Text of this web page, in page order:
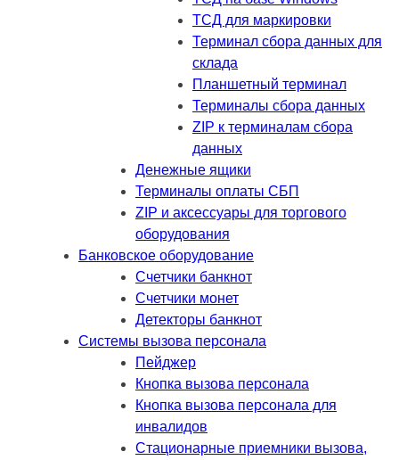
ТСД для маркировки
Терминал сбора данных для
склада
Планшетный терминал
Терминалы сбора данных
ZIP к терминалам сбора
данных
Денежные ящики
Терминалы оплаты СБП
ZIP и аксессуары для торгового
оборудования
Банковское оборудование
Счетчики банкнот
Счетчики монет
Детекторы банкнот
Системы вызова персонала
Пейджер
Кнопка вызова персонала
Кнопка вызова персонала для
инвалидов
Стационарные приемники вызова,